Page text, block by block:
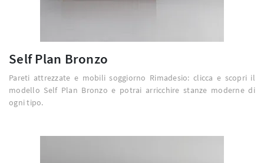
Self Plan Bronzo
Pareti attrezzate e mobili soggiorno Rimadesio: clicca e scopri il
modello Self Plan Bronzo e potrai arricchire stanze moderne di
ogni tipo.